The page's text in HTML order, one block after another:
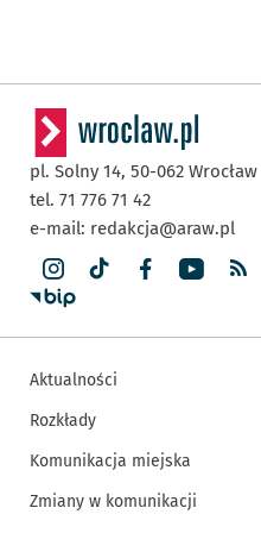
pl. Solny 14, 50-062 Wrocław
tel. 71 776 71 42
e-mail: redakcja@araw.pl
Aktualności
Rozkłady
Komunikacja miejska
Zmiany w komunikacji